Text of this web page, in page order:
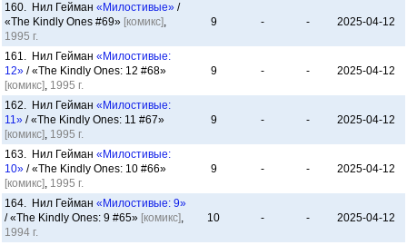
160. Нил Гейман «Милостивые» /
«The Kindly Ones #69» [комикс],
1995 г.
9 - - 2025-04-12
161. Нил Гейман «Милостивые:
12» / «The Kindly Ones: 12 #68»
[комикс], 1995 г.
9 - - 2025-04-12
162. Нил Гейман «Милостивые:
11» / «The Kindly Ones: 11 #67»
[комикс], 1995 г.
9 - - 2025-04-12
163. Нил Гейман «Милостивые:
10» / «The Kindly Ones: 10 #66»
[комикс], 1995 г.
9 - - 2025-04-12
164. Нил Гейман «Милостивые: 9»
/ «The Kindly Ones: 9 #65» [комикс],
1994 г.
10 - - 2025-04-12